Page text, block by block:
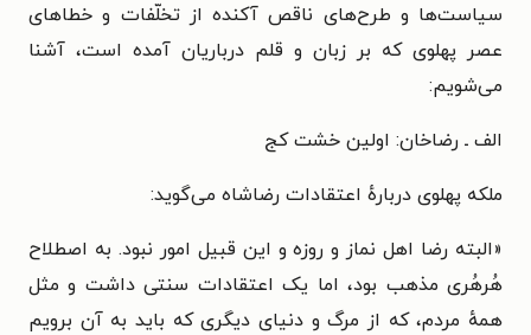
سیاست‌ها و طرح‌های ناقص آکنده از تخلّفات و خطاهای
عصر پهلوی که بر زبان و قلم درباریان آمده است، آشنا
می‌شویم:
الف ـ رضاخان: اولین خشت کج
ملکه پهلوی دربارهٔ اعتقادات رضاشاه می‌گوید:
«البته رضا اهل نماز و روزه و این قبیل امور نبود. به اصطلاح
هُرهُری مذهب بود، اما یک اعتقادات سنتی داشت و مثل
همهٔ مردم، که از مرگ و دنیای دیگری که باید به آن برویم